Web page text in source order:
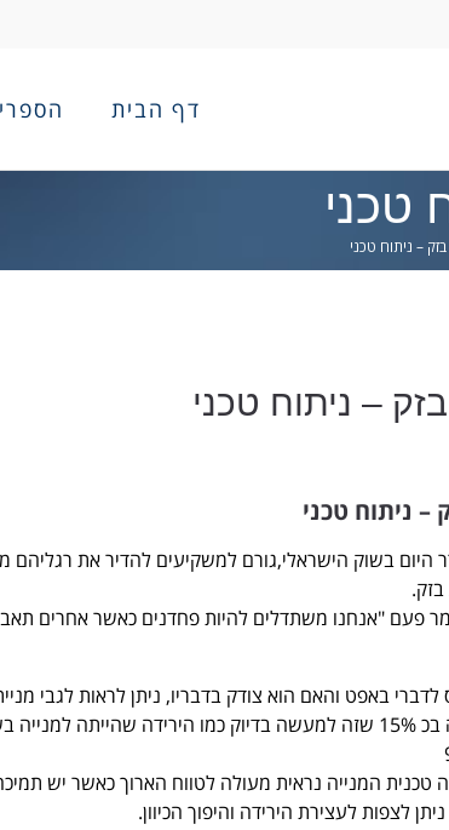
דף הבית
טכני
בזק – ניתוח טכני
– ניתוח טכני
– ניתוח טכני
בשוק הישראלי,גורם למשקיעים להדיר את רגליהם
בזק.
פעם "אנחנו משתדלים להיות פחדנים כאשר אחרים
לדברי באפט והאם הוא צודק בדבריו, ניתן לראות לגבי
לצפות לעצירת הירידה והיפוך הכיוון.